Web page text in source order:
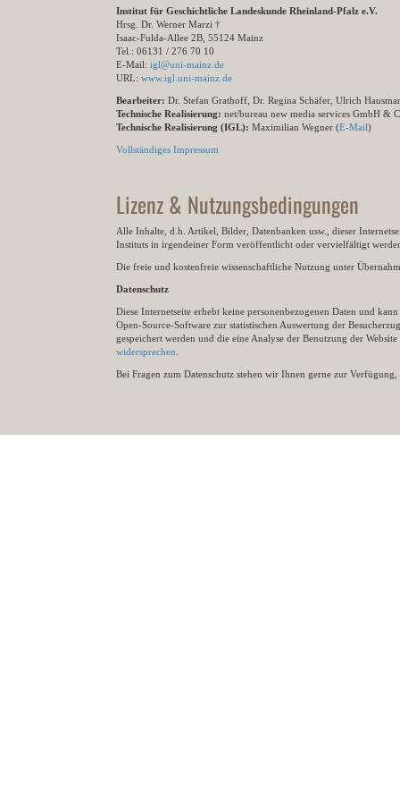
Institut für Geschichtliche Landeskunde Rheinland-Pfalz e.V.
Hrsg. Dr. Werner Marzi †
Isaac-Fulda-Allee 2B, 55124 Mainz
Tel.: 06131 / 276 70 10
E-Mail: igl@uni-mainz.de
URL: www.igl.uni-mainz.de
Bearbeiter: Dr. Stefan Grathoff, Dr. Regina Schäfer, Ulrich
Technische Realisierung: net/bureau new media services GmbH &
Technische Realisierung (IGL): Maximilian Wegner (E-Mail)
Vollständiges Impressum
Lizenz & Nutzungsbedingungen
Alle Inhalte, d.h. Artikel, Bilder, Datenbanken usw., dieser
Instituts in irgendeiner Form veröffentlicht oder vervielfältigt
Die freie und kostenfreie wissenschaftliche Nutzung unter
Datenschutz
Diese Internetseite erhebt keine personenbezogenen Daten und
Open-Source-Software zur statistischen Auswertung der
gespeichert werden und die eine Analyse der Benutzung der
widersprechen
Bei Fragen zum Datenschutz stehen wir Ihnen gerne zur